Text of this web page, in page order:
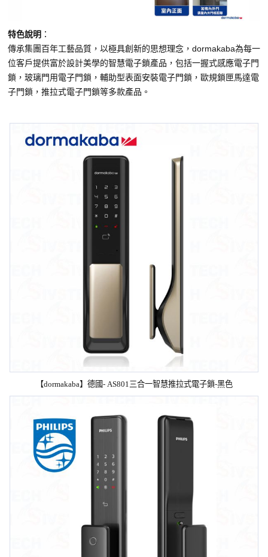
特色說明 ：
傳承集團百年工藝品質，以極具創新的思想理念，dormakaba為每一
位客戶提供富於設計美學的智慧電子鎖產品，包括一握式感應電子門
鎖，玻璃門用電子門鎖，輔助型表面安裝電子門鎖，歐規鎖匣馬達電
子門鎖，推拉式電子門鎖等多款產品。
【dormakaba】德國- AS801三合一智慧推拉式電子鎖-黑色